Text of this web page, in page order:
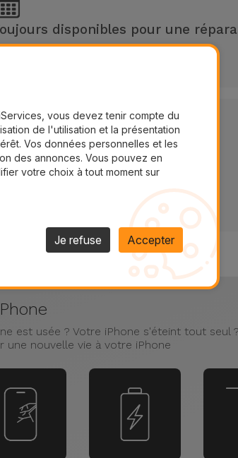
disponibles pour une
est usée ? Votre iPhone s'éteint tout seul ?
nouvelle vie à votre iPhone
vous devez tenir compte du
de l'utilisation et la présentation
Vos données personnelles et les
des annonces. Vous pouvez en
votre choix à tout moment sur
Je refuse Accepter